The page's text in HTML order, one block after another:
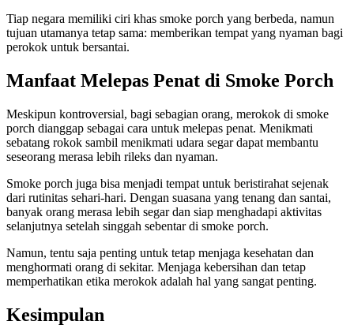
Tiap negara memiliki ciri khas smoke porch yang berbeda, namun
tujuan utamanya tetap sama: memberikan tempat yang nyaman bagi
perokok untuk bersantai.
Manfaat Melepas Penat di Smoke Porch
Meskipun kontroversial, bagi sebagian orang, merokok di smoke
porch dianggap sebagai cara untuk melepas penat. Menikmati
sebatang rokok sambil menikmati udara segar dapat membantu
seseorang merasa lebih rileks dan nyaman.
Smoke porch juga bisa menjadi tempat untuk beristirahat sejenak
dari rutinitas sehari-hari. Dengan suasana yang tenang dan santai,
banyak orang merasa lebih segar dan siap menghadapi aktivitas
selanjutnya setelah singgah sebentar di smoke porch.
Namun, tentu saja penting untuk tetap menjaga kesehatan dan
menghormati orang di sekitar. Menjaga kebersihan dan tetap
memperhatikan etika merokok adalah hal yang sangat penting.
Kesimpulan